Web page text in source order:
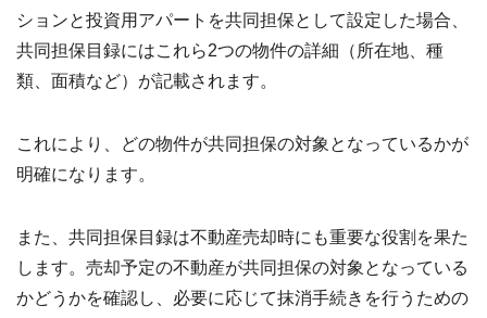
ションと投資用アパートを共同担保として設定した場合、
共同担保目録にはこれら2つの物件の詳細（所在地、種
類、面積など）が記載されます。
これにより、どの物件が共同担保の対象となっているかが
明確になります。
また、共同担保目録は不動産売却時にも重要な役割を果た
します。売却予定の不動産が共同担保の対象となっている
かどうかを確認し、必要に応じて抹消手続きを行うための